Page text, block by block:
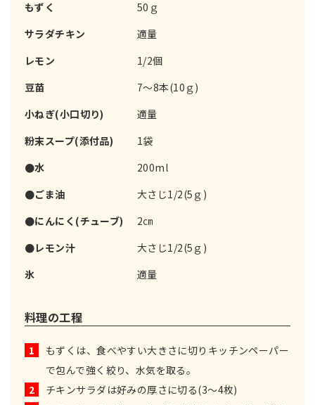
もずく
50ｇ
サラダチキン
適量
レモン
1/2個
豆苗
7～8本(10ｇ)
小ねぎ(小口切り)
適量
粉末スープ(添付品)
1袋
●水
200ml
●ごま油
大さじ1/2(5ｇ)
●にんにく(チューブ)
2㎝
●レモン汁
大さじ1/2(5ｇ)
氷
適量
料理の工程
1
もずくは、食べやすい大きさに切りキッチンペーパー
で包んで強く絞り、水気を取る。
2
チキンサラダは好みの厚さに切る(3～4枚)